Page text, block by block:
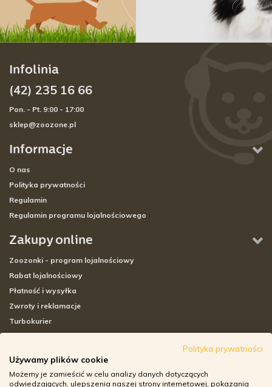
Informacje
O nas
Polityka prywatności
Regulamin
Regulamin programu lojalnościowego
Zakupy online
Zoozonki - program lojalnościowy
Rabat lojalnościowy
Płatność i wysyłka
Zwroty i reklamacje
Turbokurier
Adresy sklepów stacjonarnych
Godziny otwarcia sklepów
Infolinia
(42) 235 16 66
Pon. - Pt. 9:00 - 17:00
sklep@zoozone.pl
Polityka prywatności
Używamy plików cookie
Możemy je zamieścić w celu analizy danych dotyczących
odwiedzających, ulepszenia naszej strony internetowej, pokazania